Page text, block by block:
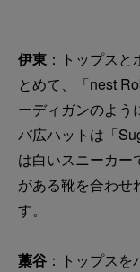
伊東 ：トップス
とめて、「nest
ーディガンのよう
バ広ハットは「
は白いスニーカー
がある靴を合わせ
す。
藁谷 ：トップス